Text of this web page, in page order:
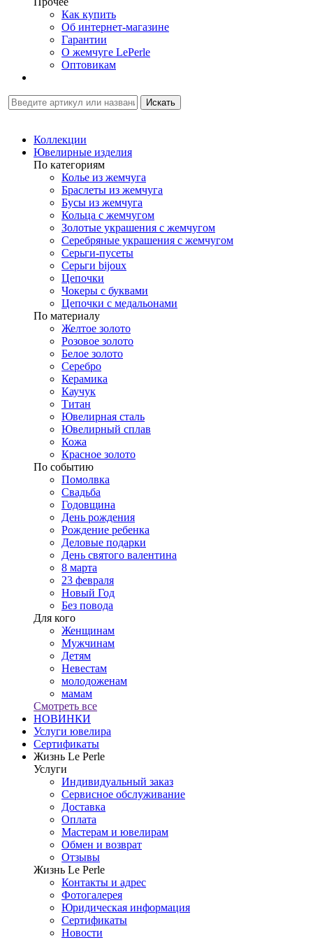
Как купить
Об интернет-магазине
Гарантии
О жемчуге LePerle
Оптовикам
Искать
Коллекции
Ювелирные изделия
По категориям
Колье из жемчуга
Браслеты из жемчуга
Бусы из жемчуга
Кольца с жемчугом
Золотые украшения с жемчугом
Серебряные украшения с жемчугом
Серьги-пусеты
Серьги bijoux
Цепочки
Чокеры с буквами
Цепочки с медальонами
По материалу
Желтое золото
Розовое золото
Белое золото
Серебро
Керамика
Каучук
Титан
Ювелирная сталь
Ювелирный сплав
Кожа
Красное золото
По событию
Помолвка
Свадьба
Годовщина
День рождения
Рождение ребенка
Деловые подарки
День святого валентина
8 марта
23 февраля
Новый Год
Без повода
Для кого
Женщинам
Мужчинам
Детям
Невестам
молодоженам
мамам
Смотреть все
НОВИНКИ
Услуги ювелира
Сертификаты
Жизнь Le Perle
Услуги
Индивидуальный заказ
Сервисное обслуживание
Доставка
Оплата
Мастерам и ювелирам
Обмен и возврат
Отзывы
Жизнь Le Perle
Контакты и адрес
Фотогалерея
Юридическая информация
Сертификаты
Новости